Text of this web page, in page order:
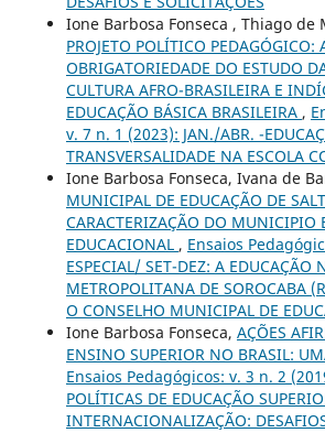
Ione Barbosa Fonseca , Thiago de
PROJETO POLÍTICO PEDAGÓGICO:
OBRIGATORIEDADE DO ESTUDO
CULTURA AFRO-BRASILEIRA E
EDUCAÇÃO BÁSICA BRASILEIRA ,
v. 7 n. 1 (2023): JAN./ABR. -
TRANSVERSALIDADE NA ESCOLA
Ione Barbosa Fonseca, Ivana de
MUNICIPAL DE EDUCAÇÃO DE
CARACTERIZAÇÃO DO MUNICIPIO
EDUCACIONAL , Ensaios
ESPECIAL/ SET-DEZ: A EDUCAÇÃO
METROPOLITANA DE SOROCABA
O CONSELHO MUNICIPAL DE
Ione Barbosa Fonseca, AÇÕES
ENSINO SUPERIOR NO BRASIL:
Ensaios Pedagógicos: v. 3 n. 2
POLÍTICAS DE EDUCAÇÃO
INTERNACIONALIZAÇÃO: